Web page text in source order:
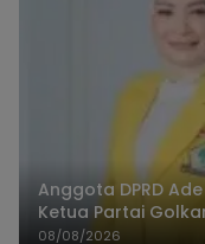
Anggota DPRD
Ketua Partai
08/08/2026